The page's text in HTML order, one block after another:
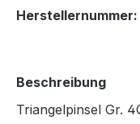
Herstellernummer:
Beschreibung
Triangelpinsel Gr.